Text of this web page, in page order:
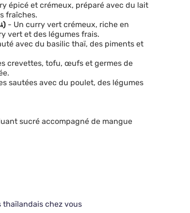
épicé et crémeux, préparé avec du lait
fraîches.
) - Un curry vert crémeux, riche en
vert et des légumes frais.
avec du basilic thaï, des piments et
crevettes, tofu, œufs et germes de
sautées avec du poulet, des légumes
sucré accompagné de mangue
thaïlandais chez vous